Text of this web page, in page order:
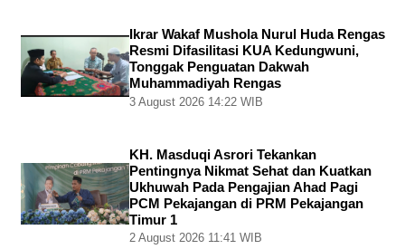
Ikrar Wakaf Mushola Nurul Huda Rengas
Resmi Difasilitasi KUA Kedungwuni,
Tonggak Penguatan Dakwah
Muhammadiyah Rengas
3 August 2026 14:22 WIB
KH. Masduqi Asrori Tekankan
Pentingnya Nikmat Sehat dan Kuatkan
Ukhuwah Pada Pengajian Ahad Pagi
PCM Pekajangan di PRM Pekajangan
Timur 1
2 August 2026 11:41 WIB